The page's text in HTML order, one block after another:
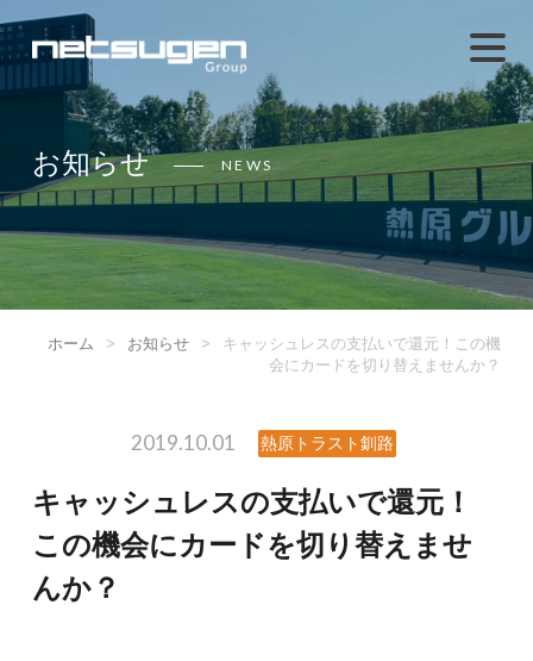
お知らせ NEWS
ホーム > お知らせ >
キャッシュレスの支払いで還元！この機
会にカードを切り替えませんか？
2019.10.01 熱原トラスト釧路
キャッシュレスの支払いで還元！
この機会にカードを切り替えませ
んか？